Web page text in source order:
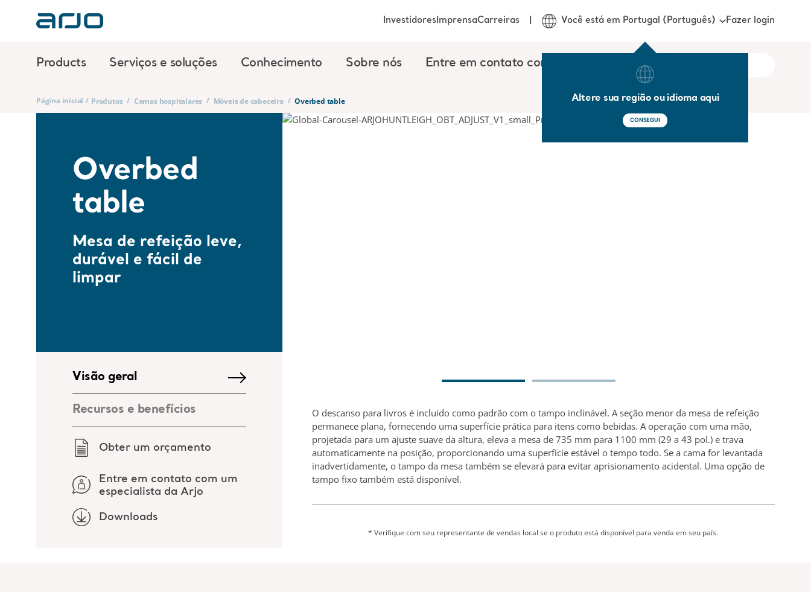
Products Serviços e soluções Conhecimento Sobre nós Entre em contato conosco
InvestidoresImprensaCarreiras Você está em Portugal (Português)
Altere sua região ou idioma aqui
CONSEGUI
Fazer login
Página inicial / Produtos / Camas hospitalares / Móveis de cabeceira / Overbed table
Overbed
table
Mesa de refeição leve,
durável e fácil de
limpar
Visão geral
Recursos e benefícios
Obter um orçamento
Entre em contato com um
especialista da Arjo
Downloads
O descanso para livros é incluído como padrão com o tampo inclinável. A seção menor da mesa de refeição
permanece plana, fornecendo uma superfície prática para itens como bebidas. A operação com uma mão,
projetada para um ajuste suave da altura, eleva a mesa de 735 mm para 1100 mm (29 a 43 pol.) e trava
automaticamente na posição, proporcionando uma superfície estável o tempo todo. Se a cama for levantada
inadvertidamente, o tampo da mesa também se elevará para evitar aprisionamento acidental. Uma opção de
tampo fixo também está disponível.
* Verifique com seu representante de vendas local se o produto está disponível para venda em seu país.